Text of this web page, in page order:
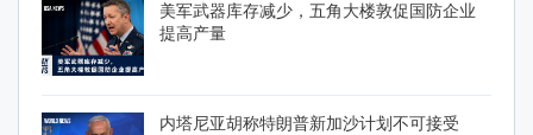
美军武器库存减少，五角大楼敦促国防企业
提高产量
内塔尼亚胡称特朗普新加沙计划不可接受